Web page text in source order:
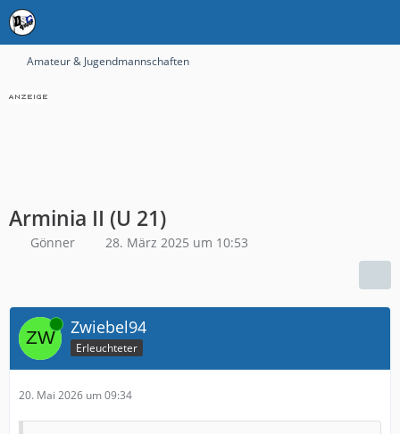
Amateur & Jugendmannschaften
Arminia II (U 21)
Gönner 28. März 2025 um 10:53
Online Zwiebel94
Erleuchteter
20. Mai 2026 um 09:34